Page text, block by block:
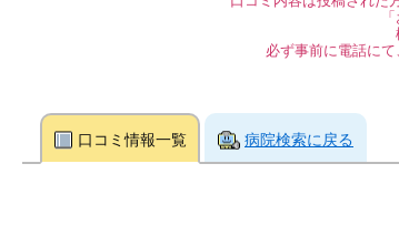
必ず事前に電話に
口コミ情報一覧 病院検索に戻る